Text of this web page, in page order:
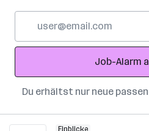
Adresse
Job-Alarm
Du erhältst nur neue
Einblicke